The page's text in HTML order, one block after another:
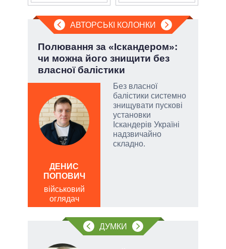
АВТОРСЬКІ КОЛОНКИ
Полювання за «Іскандером»:
чи можна його знищити без
власної балістики
Без власної
балістики системно
знищувати пускові
установки
Іскандерів Україні
надзвичайно
складно.
ДЕНИС
ПОПОВИЧ
військовий
оглядач
ДУМКИ